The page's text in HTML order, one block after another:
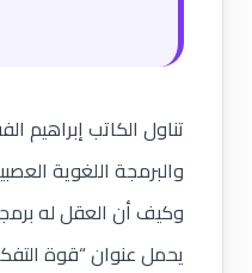
تناول الكاتب إبراهيم
والبرمجة اللغوية
وكيف أن العقل له
يحمل عنوان “قوة